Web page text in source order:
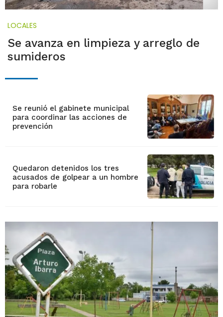
LOCALES
Se avanza en limpieza y arreglo de
sumideros
Se reunió el gabinete municipal
para coordinar las acciones de
prevención
Quedaron detenidos los tres
acusados de golpear a un hombre
para robarle